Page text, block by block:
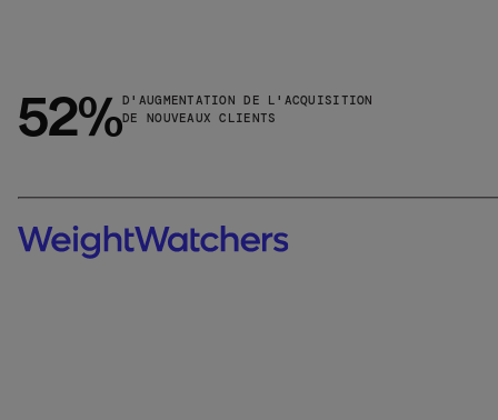
52%D'AUGMENTATION DE L'ACQUISITION
DE NOUVEAUX CLIENTS